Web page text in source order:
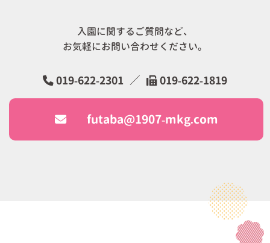
入園に関するご質問など、
お気軽にお問い合わせください。
019-622-2301 ／ 019-622-1819
futaba@1907-mkg.com